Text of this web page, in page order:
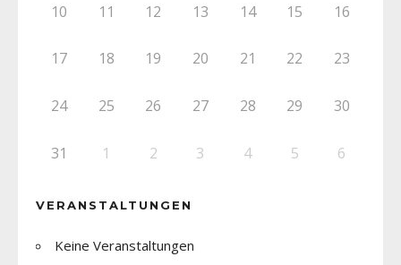
10 11 12 13 14 15 16
17 18 19 20 21 22 23
24 25 26 27 28 29 30
31 1 2 3 4 5 6
VERANSTALTUNGEN
Keine Veranstaltungen